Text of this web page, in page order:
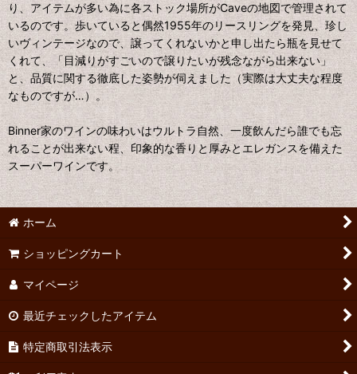
り、アイテムが多い為に各ストック場所がCaveの地図で管理されて
いるのです。歩いていると偶然1955年のリースリングを発見、珍し
いヴィンテージなので、譲ってくれないかと申し出たら瓶を見せて
くれて、「目減りがすごいので譲りたいが残念ながら出来ない」
と、品質に関する徹底した姿勢が伺えました（実際は大丈夫な程度
なものですが…）。
Binner家のワインの味わいはウルトラ自然、一度飲んだら誰でも忘
れることが出来ない程、印象的な香りと厚みとエレガンスを備えた
スーパーワインです。
ホーム
ショッピングカート
マイページ
最近チェックしたアイテム
特定商取引法表示